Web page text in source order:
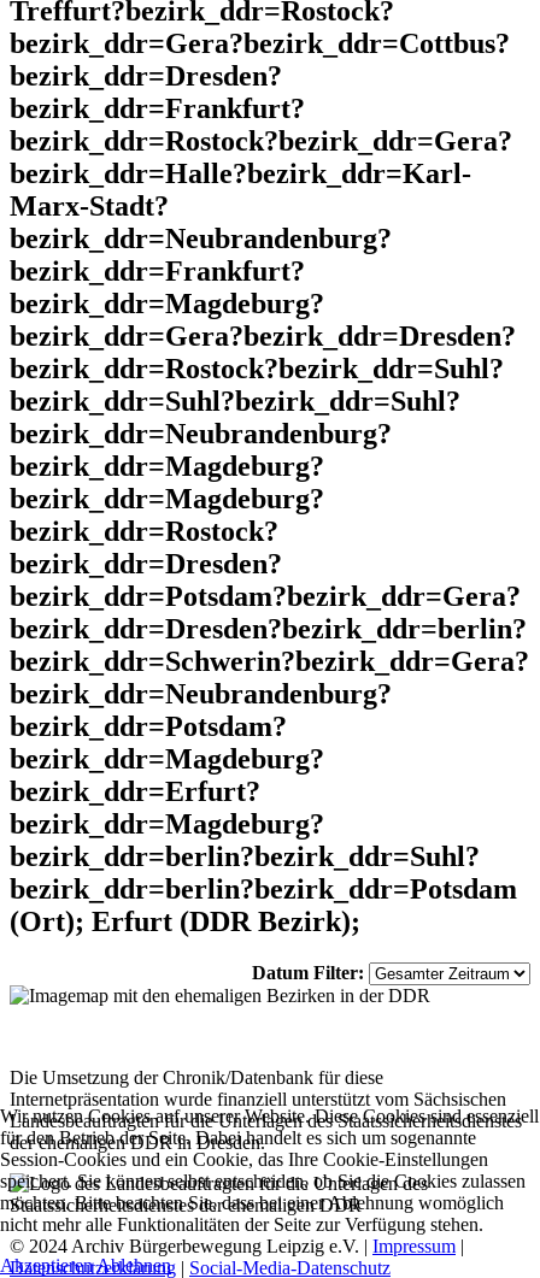
Treffurt?bezirk_ddr=Rostock?
bezirk_ddr=Gera?bezirk_ddr=Cottbus?
bezirk_ddr=Dresden?
bezirk_ddr=Frankfurt?
bezirk_ddr=Rostock?bezirk_ddr=Gera?
bezirk_ddr=Halle?bezirk_ddr=Karl-
Marx-Stadt?
bezirk_ddr=Neubrandenburg?
bezirk_ddr=Frankfurt?
bezirk_ddr=Magdeburg?
bezirk_ddr=Gera?bezirk_ddr=Dresden?
bezirk_ddr=Rostock?bezirk_ddr=Suhl?
bezirk_ddr=Suhl?bezirk_ddr=Suhl?
bezirk_ddr=Neubrandenburg?
bezirk_ddr=Magdeburg?
bezirk_ddr=Magdeburg?
bezirk_ddr=Rostock?
bezirk_ddr=Dresden?
bezirk_ddr=Potsdam?bezirk_ddr=Gera?
bezirk_ddr=Dresden?bezirk_ddr=berlin?
bezirk_ddr=Schwerin?bezirk_ddr=Gera?
bezirk_ddr=Neubrandenburg?
bezirk_ddr=Potsdam?
bezirk_ddr=Magdeburg?
bezirk_ddr=Erfurt?
bezirk_ddr=Magdeburg?
bezirk_ddr=berlin?bezirk_ddr=Suhl?
bezirk_ddr=berlin?bezirk_ddr=Potsdam
(Ort); Erfurt (DDR Bezirk);
Datum Filter:
Die Umsetzung der Chronik/Datenbank für diese
Internetpräsentation wurde finanziell unterstützt vom Sächsischen
Landesbeauftragten für die Unterlagen des Staatssicherheitsdienstes
der ehemaligen DDR in Dresden.
© 2024 Archiv Bürgerbewegung Leipzig e.V. | Impressum |
Datenschutzerklärung | Social-Media-Datenschutz
Wir nutzen Cookies auf unserer Website. Diese Cookies sind essenziell
für den Betrieb der Seite. Dabei handelt es sich um sogenannte
Session-Cookies und ein Cookie, das Ihre Cookie-Einstellungen
speichert. Sie können selbst entscheiden, ob Sie die Cookies zulassen
möchten. Bitte beachten Sie, dass bei einer Ablehnung womöglich
nicht mehr alle Funktionalitäten der Seite zur Verfügung stehen.
AkzeptierenAblehnen